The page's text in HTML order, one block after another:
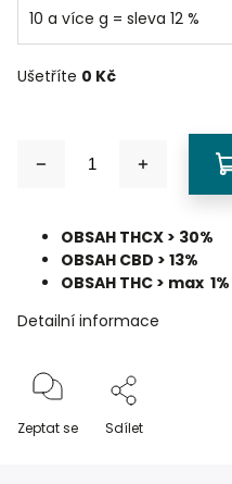
10 a více g = sleva 12 %
Ušetříte 0 Kč
OBSAH THCX > 30%
OBSAH CBD > 13%
OBSAH THC > max 1%
Detailní informace
Zeptat se Sdílet